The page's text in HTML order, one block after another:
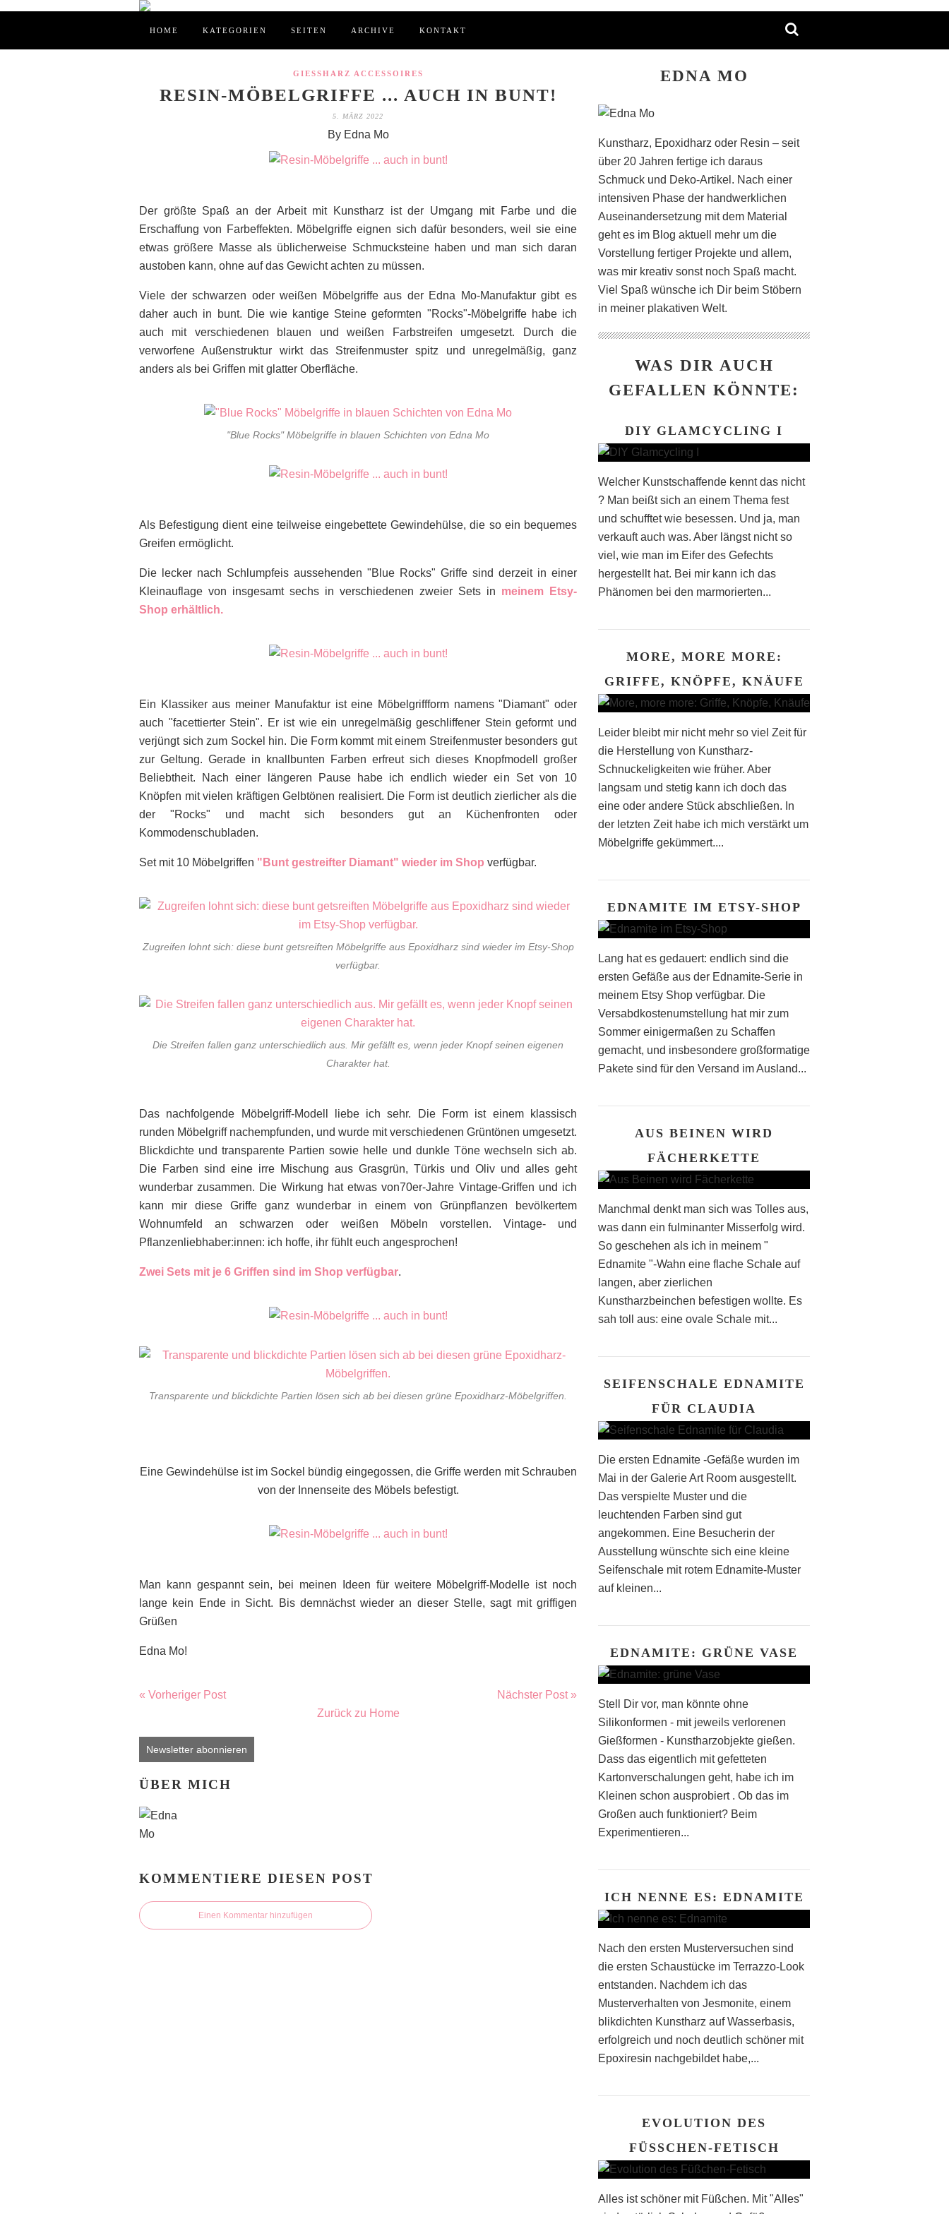
HOME KATEGORIEN SEITEN ARCHIVE KONTAKT
GIESSHARZ ACCESSOIRES
RESIN-MÖBELGRIFFE ... AUCH IN BUNT!
5. MÄRZ 2022
By Edna Mo
Der größte Spaß an der Arbeit mit Kunstharz ist der Umgang mit Farbe und die
Erschaffung von Farbeffekten. Möbelgriffe eignen sich dafür besonders, weil sie eine
etwas größere Masse als üblicherweise Schmucksteine haben und man sich daran
austoben kann, ohne auf das Gewicht achten zu müssen.
Viele der schwarzen oder weißen Möbelgriffe aus der Edna Mo-Manufaktur gibt es
daher auch in bunt. Die wie kantige Steine geformten "Rocks"-Möbelgriffe habe ich
auch mit verschiedenen blauen und weißen Farbstreifen umgesetzt. Durch die
verworfene Außenstruktur wirkt das Streifenmuster spitz und unregelmäßig, ganz
anders als bei Griffen mit glatter Oberfläche.
"Blue Rocks" Möbelgriffe in blauen Schichten von Edna Mo
Als Befestigung dient eine teilweise eingebettete Gewindehülse, die so ein bequemes
Greifen ermöglicht.
Die lecker nach Schlumpfeis aussehenden "Blue Rocks" Griffe sind derzeit in einer
Kleinauflage von insgesamt sechs in verschiedenen zweier Sets in meinem Etsy-
Shop erhältlich.
Ein Klassiker aus meiner Manufaktur ist eine Möbelgriffform namens "Diamant" oder
auch "facettierter Stein". Er ist wie ein unregelmäßig geschliffener Stein geformt und
verjüngt sich zum Sockel hin. Die Form kommt mit einem Streifenmuster besonders gut
zur Geltung. Gerade in knallbunten Farben erfreut sich dieses Knopfmodell großer
Beliebtheit. Nach einer längeren Pause habe ich endlich wieder ein Set von 10
Knöpfen mit vielen kräftigen Gelbtönen realisiert. Die Form ist deutlich zierlicher als die
der "Rocks" und macht sich besonders gut an Küchenfronten oder
Kommodenschubladen.
Set mit 10 Möbelgriffen "Bunt gestreifter Diamant" wieder im Shop verfügbar.
Zugreifen lohnt sich: diese bunt getsreiften Möbelgriffe aus Epoxidharz sind wieder im Etsy-Shop
verfügbar.
Die Streifen fallen ganz unterschiedlich aus. Mir gefällt es, wenn jeder Knopf seinen eigenen
Charakter hat.
Das nachfolgende Möbelgriff-Modell liebe ich sehr. Die Form ist einem klassisch
runden Möbelgriff nachempfunden, und wurde mit verschiedenen Grüntönen umgesetzt.
Blickdichte und transparente Partien sowie helle und dunkle Töne wechseln sich ab.
Die Farben sind eine irre Mischung aus Grasgrün, Türkis und Oliv und alles geht
wunderbar zusammen. Die Wirkung hat etwas von70er-Jahre Vintage-Griffen und ich
kann mir diese Griffe ganz wunderbar in einem von Grünpflanzen bevölkertem
Wohnumfeld an schwarzen oder weißen Möbeln vorstellen. Vintage- und
Pflanzenliebhaber:innen: ich hoffe, ihr fühlt euch angesprochen!
Zwei Sets mit je 6 Griffen sind im Shop verfügbar.
Transparente und blickdichte Partien lösen sich ab bei diesen grüne Epoxidharz-Möbelgriffen.
Eine Gewindehülse ist im Sockel bündig eingegossen, die Griffe werden mit Schrauben
von der Innenseite des Möbels befestigt.
Man kann gespannt sein, bei meinen Ideen für weitere Möbelgriff-Modelle ist noch
lange kein Ende in Sicht. Bis demnächst wieder an dieser Stelle, sagt mit griffigen
Grüßen
Edna Mo!
« Vorheriger Post
Nächster Post »
Zurück zu Home
Newsletter abonnieren
ÜBER MICH
KOMMENTIERE DIESEN POST
Einen Kommentar hinzufügen
EDNA MO
Kunstharz, Epoxidharz oder Resin – seit
über 20 Jahren fertige ich daraus
Schmuck und Deko-Artikel. Nach einer
intensiven Phase der handwerklichen
Auseinandersetzung mit dem Material
geht es im Blog aktuell mehr um die
Vorstellung fertiger Projekte und allem,
was mir kreativ sonst noch Spaß macht.
Viel Spaß wünsche ich Dir beim Stöbern
in meiner plakativen Welt.
WAS DIR AUCH
GEFALLEN KÖNNTE:
DIY GLAMCYCLING I
Welcher Kunstschaffende kennt das nicht
? Man beißt sich an einem Thema fest
und schufftet wie besessen. Und ja, man
verkauft auch was. Aber längst nicht so
viel, wie man im Eifer des Gefechts
hergestellt hat. Bei mir kann ich das
Phänomen bei den marmorierten...
MORE, MORE MORE:
GRIFFE, KNÖPFE, KNÄUFE
Leider bleibt mir nicht mehr so viel Zeit für
die Herstellung von Kunstharz-
Schnuckeligkeiten wie früher. Aber
langsam und stetig kann ich doch das
eine oder andere Stück abschließen. In
der letzten Zeit habe ich mich verstärkt um
Möbelgriffe gekümmert....
EDNAMITE IM ETSY-SHOP
Lang hat es gedauert: endlich sind die
ersten Gefäße aus der Ednamite-Serie in
meinem Etsy Shop verfügbar. Die
Versabdkostenumstellung hat mir zum
Sommer einigermaßen zu Schaffen
gemacht, und insbesondere großformatige
Pakete sind für den Versand im Ausland...
AUS BEINEN WIRD
FÄCHERKETTE
Manchmal denkt man sich was Tolles aus,
was dann ein fulminanter Misserfolg wird.
So geschehen als ich in meinem "
Ednamite "-Wahn eine flache Schale auf
langen, aber zierlichen
Kunstharzbeinchen befestigen wollte. Es
sah toll aus: eine ovale Schale mit...
SEIFENSCHALE EDNAMITE
FÜR CLAUDIA
Die ersten Ednamite -Gefäße wurden im
Mai in der Galerie Art Room ausgestellt.
Das verspielte Muster und die
leuchtenden Farben sind gut
angekommen. Eine Besucherin der
Ausstellung wünschte sich eine kleine
Seifenschale mit rotem Ednamite-Muster
auf kleinen...
EDNAMITE: GRÜNE VASE
Stell Dir vor, man könnte ohne
Silikonformen - mit jeweils verlorenen
Gießformen - Kunstharzobjekte gießen.
Dass das eigentlich mit gefetteten
Kartonverschalungen geht, habe ich im
Kleinen schon ausprobiert . Ob das im
Großen auch funktioniert? Beim
Experimentieren...
ICH NENNE ES: EDNAMITE
Nach den ersten Musterversuchen sind
die ersten Schaustücke im Terrazzo-Look
entstanden. Nachdem ich das
Musterverhalten von Jesmonite, einem
blikdichten Kunstharz auf Wasserbasis,
erfolgreich und noch deutlich schöner mit
Epoxiresin nachgebildet habe,...
EVOLUTION DES
FÜSSCHEN-FETISCH
Alles ist schöner mit Füßchen. Mit "Alles"